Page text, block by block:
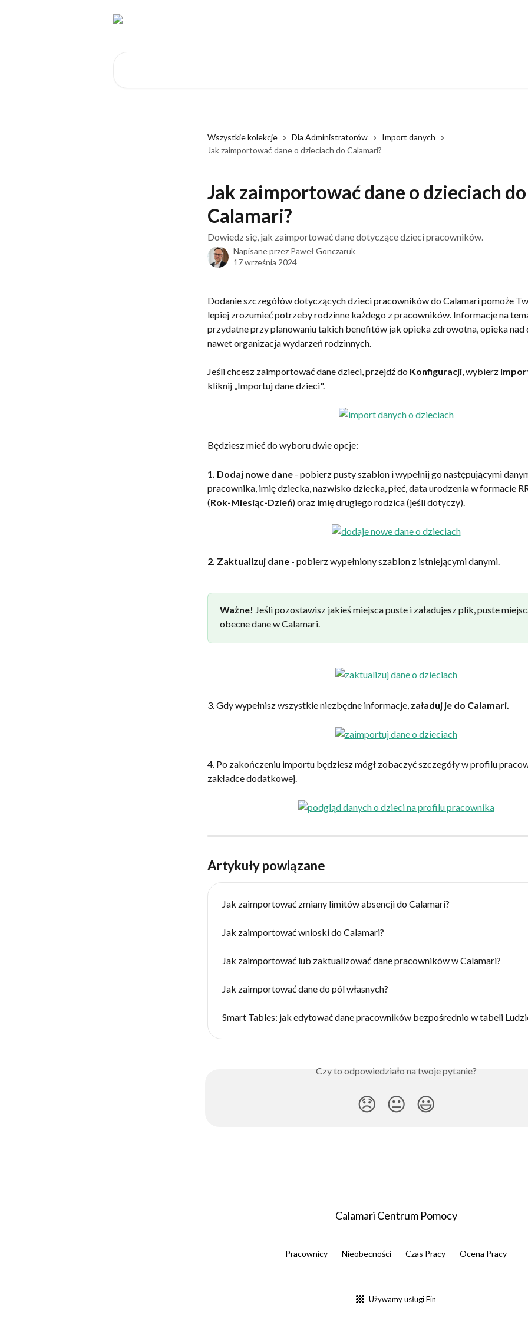
Wszystkie kolekcje Dla Administratorów
Import danych
Jak zaimportować dane o dzieciach do Calamari?
Jak zaimportować dane o dzieciach do
Calamari?
Dowiedz się, jak zaimportować dane dotyczące dzieci pracowników.
Napisane przez Paweł Gonczaruk
17 września 2024
Dodanie szczegółów dotyczących dzieci pracowników do Calamari pomoże
lepiej zrozumieć potrzeby rodzinne każdego z pracowników. Informacje na
przydatne przy planowaniu takich benefitów jak opieka zdrowotna, opieka nad
nawet organizacja wydarzeń rodzinnych.
Jeśli chcesz zaimportować dane dzieci, przejdź do Konfiguracji, wybierz
kliknij „Importuj dane dzieci".
Będziesz mieć do wyboru dwie opcje:
1. Dodaj nowe dane - pobierz pusty szablon i wypełnij go następującymi
pracownika, imię dziecka, nazwisko dziecka, płeć, data urodzenia w formacie
(Rok-Miesiąc-Dzień) oraz imię drugiego rodzica (jeśli dotyczy).
2. Zaktualizuj dane - pobierz wypełniony szablon z istniejącymi danymi.
Ważne! Jeśli pozostawisz jakieś miejsca puste i załadujesz plik, puste
obecne dane w Calamari.
3. Gdy wypełnisz wszystkie niezbędne informacje, załaduj je do Calamari.
4. Po zakończeniu importu będziesz mógł zobaczyć szczegóły w profilu
zakładce dodatkowej.
Artykuły powiązane
Jak zaimportować zmiany limitów absencji do Calamari?
Jak zaimportować wnioski do Calamari?
Jak zaimportować lub zaktualizować dane pracowników w Calamari?
Jak zaimportować dane do pól własnych?
Smart Tables: jak edytować dane pracowników bezpośrednio w tabeli
Czy to odpowiedziało na twoje pytanie?
😞 😐 😃
Calamari Centrum Pomocy
Pracownicy Nieobecności Czas Pracy Ocena Pracy
Używamy usługi Fin